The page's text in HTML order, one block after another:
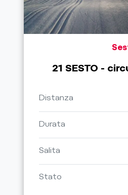
21 SESTO -
Distanza
Durata
Salita
Stato